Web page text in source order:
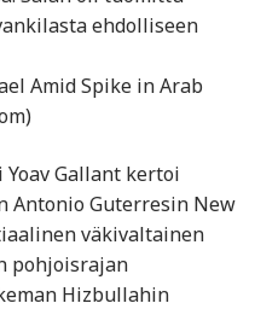
ehdolliseen
Amid Spike in Arab
Gallant kertoi
Antonio Guterresin New
väkivaltainen
pohjoisrajan
Hizbullahin